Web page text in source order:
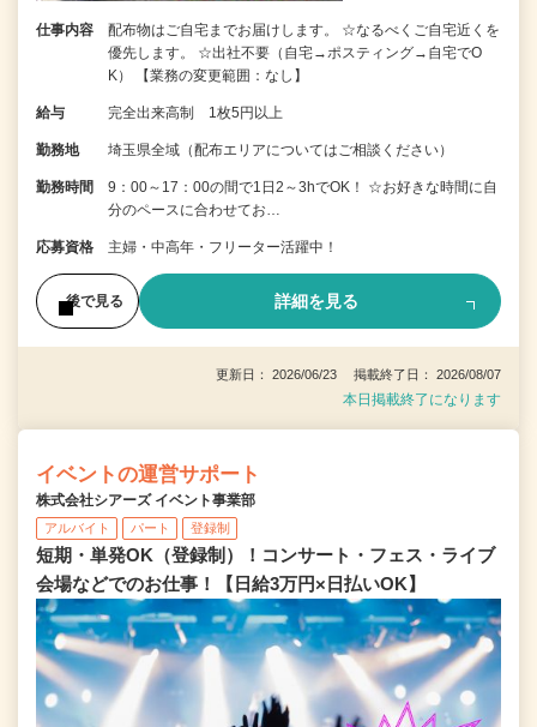
仕事内容
配布物はご自宅までお届けします。 ☆なるべくご自宅近くを
優先します。 ☆出社不要（自宅→ポスティング→自宅でO
K） 【業務の変更範囲：なし】
給与 完全出来高制 1枚5円以上
勤務地 埼玉県全域（配布エリアについてはご相談ください）
勤務時間
9：00～17：00の間で1日2～3hでOK！ ☆お好きな時間に自
分のペースに合わせてお…
応募資格 主婦・中高年・フリーター活躍中！
後で見る 詳細を見る
更新日： 2026/06/23 掲載終了日： 2026/08/07
本日掲載終了になります
イベントの運営サポート
株式会社シアーズ イベント事業部
アルバイト パート 登録制
短期・単発OK（登録制）！コンサート・フェス・ライブ
会場などでのお仕事！【日給3万円×日払いOK】